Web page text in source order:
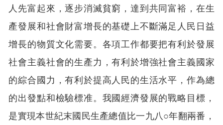
人先富起來，逐步消滅貧窮，達到共同富裕，在生
產發展和社會財富增長的基礎上不斷滿足人民日益
增長的物質文化需要。各項工作都要把有利於發展
社會主義社會的生產力，有利於增強社會主義國家
的綜合國力，有利於提高人民的生活水平，作為總
的出發點和檢驗標准。我國經濟發展的戰略目標，
是實現本世紀末國民生產總值比一九八○年翻兩番，